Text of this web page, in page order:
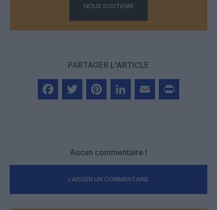
NOUS SOUTENIR
PARTAGER L'ARTICLE
Aucun commentaire !
LAISSER UN COMMENTAIRE